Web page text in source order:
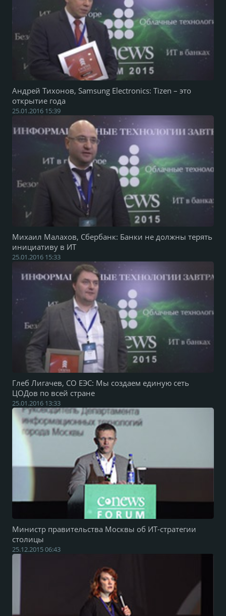
Андрей Тихонов, Samsung Electronics: Tizen – это
открытие года
25.01.2016 15:39
Михаил Малахов, Сбербанк: Банки не должны терять
инициативу в ИТ
25.01.2016 15:33
Глеб Лигачев, СО ЕЭС: Мы создаем единую сеть
ЦОДов по всей стране
25.01.2016 13:33
Министр правительства Москвы об ИТ-стратегии
столицы
25.12.2015 06:43